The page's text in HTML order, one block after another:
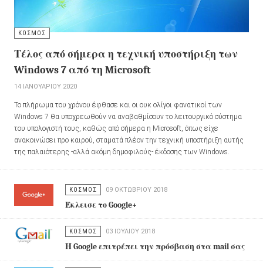
ΚΟΣΜΟΣ
Τέλος από σήμερα η τεχνική υποστήριξη των
Windows 7 από τη Microsoft
14 ΙΑΝΟΥΑΡΊΟΥ 2020
Το πλήρωμα του χρόνου έφθασε και οι ουκ ολίγοι φανατικοί των
Windows 7 θα υποχρεωθούν να αναβαθμίσουν το λειτουργικό σύστημα
του υπολογιστή τους, καθώς από σήμερα η Microsoft, όπως είχε
ανακοινώσει προ καιρού, σταματά πλέον την τεχνική υποστήριξη αυτής
της παλαιότερης -αλλά ακόμη δημοφιλούς- έκδοσης των Windows.
ΚΟΣΜΟΣ 09 ΟΚΤΩΒΡΊΟΥ 2018
Έκλεισε το Google+
ΚΟΣΜΟΣ 03 ΙΟΥΛΊΟΥ 2018
Η Google επιτρέπει την πρόσβαση στα mail σας